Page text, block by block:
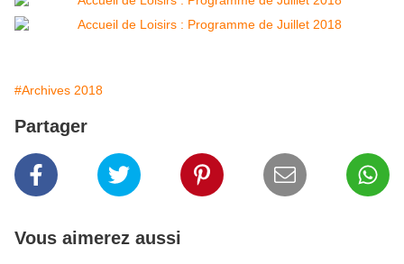
#Archives 2018
Partager
Vous aimerez aussi